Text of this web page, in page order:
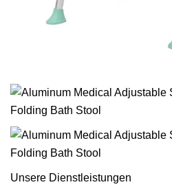
Unsere Dienstleistungen